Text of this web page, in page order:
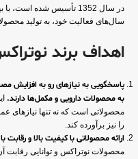
در سال 1352 تأسیس شده
سال‌های فعالیت خود، به تولید
اهداف برند
پاسخگویی به نیازهای رو به افزایش
به محصولات دارویی و مکمل‌ها دارند.
محصولاتی است که نه تنها نیازهای
را نیز برآورده کند.
ارائه محصولاتی با کیفیت بالا و
محصولات نوتراکس و توانایی رقابت